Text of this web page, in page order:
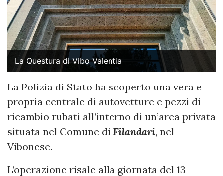
La Questura di Vibo Valentia
La Polizia di Stato ha scoperto una vera e
propria centrale di autovetture e pezzi di
ricambio rubati all’interno di un’area privata
situata nel Comune di Filandari, nel
Vibonese.
L’operazione risale alla giornata del 13